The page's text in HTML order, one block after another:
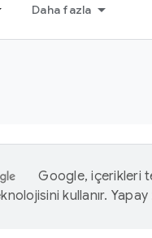
Daha fazla
Google, içerikleri
kullanır.